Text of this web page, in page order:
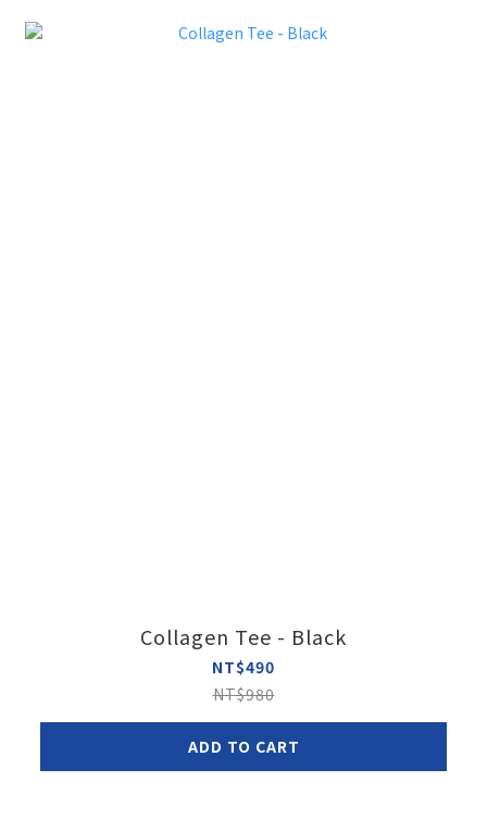
Collagen Tee - Black
NT$490
NT$980
ADD TO CART